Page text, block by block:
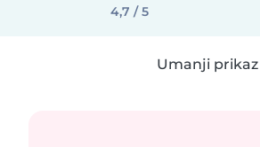
4,7 / 5
Umanji